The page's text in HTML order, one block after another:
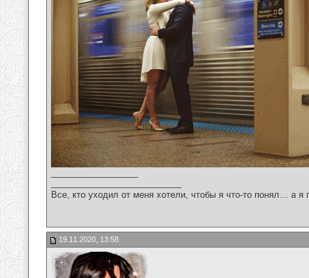
Все, кто уходил от меня хотели, чтобы я что-то понял… а
19.11.2020, 13:58